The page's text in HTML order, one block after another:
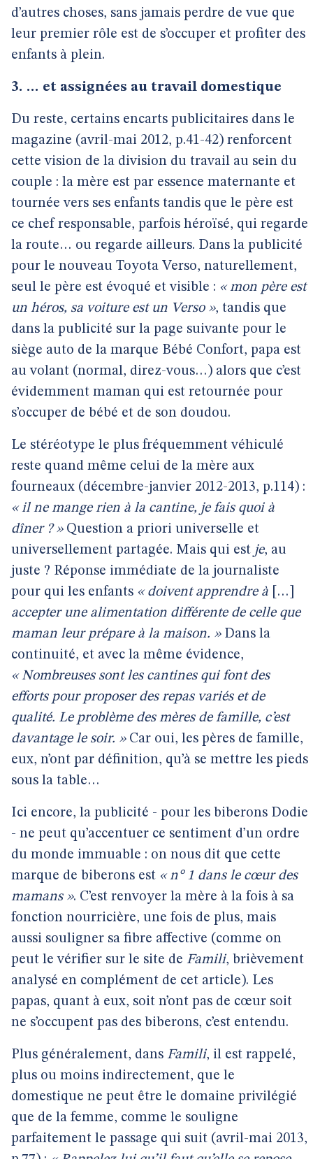
d’autres choses, sans jamais perdre de vue que
leur premier rôle est de s’occuper et profiter des
enfants à plein.
3. … et assignées au travail domestique
Du reste, certains encarts publicitaires dans le
magazine (avril-mai 2012, p.41-42) renforcent
cette vision de la division du travail au sein du
couple : la mère est par essence maternante et
tournée vers ses enfants tandis que le père est
ce chef responsable, parfois héroïsé, qui regarde
la route… ou regarde ailleurs. Dans la publicité
pour le nouveau Toyota Verso, naturellement,
seul le père est évoqué et visible : « mon père est
un héros, sa voiture est un Verso », tandis que
dans la publicité sur la page suivante pour le
siège auto de la marque Bébé Confort, papa est
au volant (normal, direz-vous…) alors que c’est
évidemment maman qui est retournée pour
s’occuper de bébé et de son doudou.
Le stéréotype le plus fréquemment véhiculé
reste quand même celui de la mère aux
fourneaux (décembre-janvier 2012-2013, p.114) :
« il ne mange rien à la cantine, je fais quoi à
dîner ? » Question a priori universelle et
universellement partagée. Mais qui est je, au
juste ? Réponse immédiate de la journaliste
pour qui les enfants « doivent apprendre à
[…]
accepter une alimentation différente de celle que
maman leur prépare à la maison. »Dans la
continuité, et avec la même évidence,
« Nombreuses sont les cantines qui font des
efforts pour proposer des repas variés et de
qualité. Le problème des mères de famille, c’est
davantage le soir. » Car oui, les pères de famille,
eux, n’ont par définition, qu’à se mettre les pieds
sous la table…
Ici encore, la publicité - pour les biberons Dodie
- ne peut qu’accentuer ce sentiment d’un ordre
du monde immuable : on nous dit que cette
marque de biberons est « n° 1 dans le cœur des
mamans ». C’est renvoyer la mère à la fois à sa
fonction nourricière, une fois de plus, mais
aussi souligner sa fibre affective (comme on
peut le vérifier sur le site de Famili, brièvement
analysé en complément de cet article). Les
papas, quant à eux, soit n’ont pas de cœur soit
ne s’occupent pas des biberons, c’est entendu.
Plus généralement, dans Famili, il est rappelé,
plus ou moins indirectement, que le
domestique ne peut être le domaine privilégié
que de la femme, comme le souligne
parfaitement le passage qui suit (avril-mai 2013,